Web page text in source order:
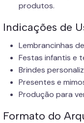
produtos.
Indicações de
Lembrancinhas
Festas infantis e
Brindes
Presentes e
Produção para
Formato do